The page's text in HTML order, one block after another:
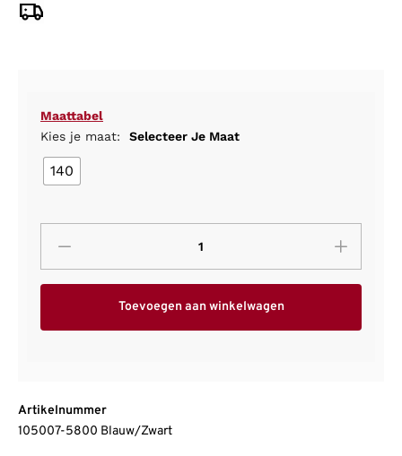
Maattabel
Kies je maat:
Selecteer Je Maat
140
Toevoegen aan winkelwagen
Artikelnummer
105007-5800 Blauw/Zwart